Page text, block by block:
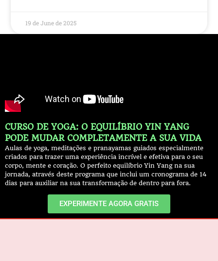
19 de June de 2025
CURSO DE YOGA: O EQUILÍBRIO YIN YANG
PODE MUDAR COMPLETAMENTE A SUA VIDA
Aulas de yoga, meditações e pranayamas guiados especialmente
criados para trazer uma experiência incrível e efetiva para o seu
corpo, mente e coração. O perfeito equilíbrio Yin Yang na sua
jornada, através deste programa que inclui um cronograma de 14
dias para auxiliar na sua transformação de dentro para fora.
EXPERIMENTE AGORA GRATIS